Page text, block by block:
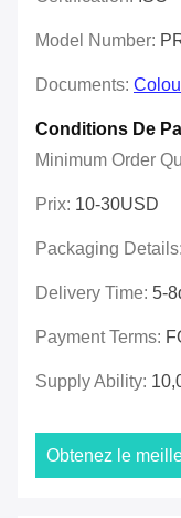
Model Number:
Documents:
Conditions De
Minimum Order
Prix: 10-30USD
Packaging Details:
Delivery Time: 5-
Payment Terms:
Supply Ability:
Obtenez le